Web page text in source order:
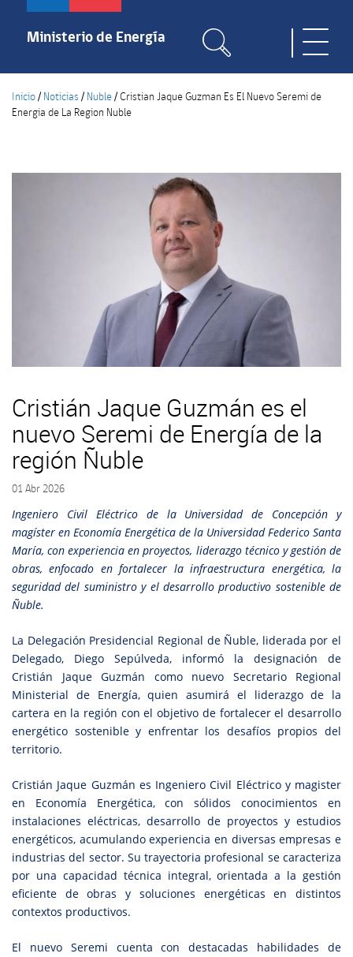
Pasar
contenido
Ministerio de Energía
Inicio/ Noticias / Nuble/Cristian Jaque Guzman Es El Nuevo Seremi de
Energia de La Region Nuble
Cristián Jaque Guzmán es el
nuevo Seremi de Energía de la
región Ñuble
01 Abr 2026
Ingeniero Civil Eléctrico de la Universidad de Concepción y
magíster en Economía Energética de la Universidad Federico Santa
María, con experiencia en proyectos, liderazgo técnico y gestión de
obras, enfocado en fortalecer la infraestructura energética, la
seguridad del suministro y el desarrollo productivo sostenible de
Ñuble.
La Delegación Presidencial Regional de Ñuble, liderada por el
Delegado, Diego Sepúlveda, informó la designación de
Cristián Jaque Guzmán como nuevo Secretario Regional
Ministerial de Energía, quien asumirá el liderazgo de la
cartera en la región con el objetivo de fortalecer el desarrollo
energético sostenible y enfrentar los desafíos propios del
territorio.
Cristián Jaque Guzmán es Ingeniero Civil Eléctrico y magister
en Economía Energética, con sólidos conocimientos en
instalaciones eléctricas, desarrollo de proyectos y estudios
energéticos, acumulando experiencia en diversas empresas e
industrias del sector. Su trayectoria profesional se caracteriza
por una capacidad técnica integral, orientada a la gestión
eficiente de obras y soluciones energéticas en distintos
contextos productivos.
El nuevo Seremi cuenta con destacadas habilidades de